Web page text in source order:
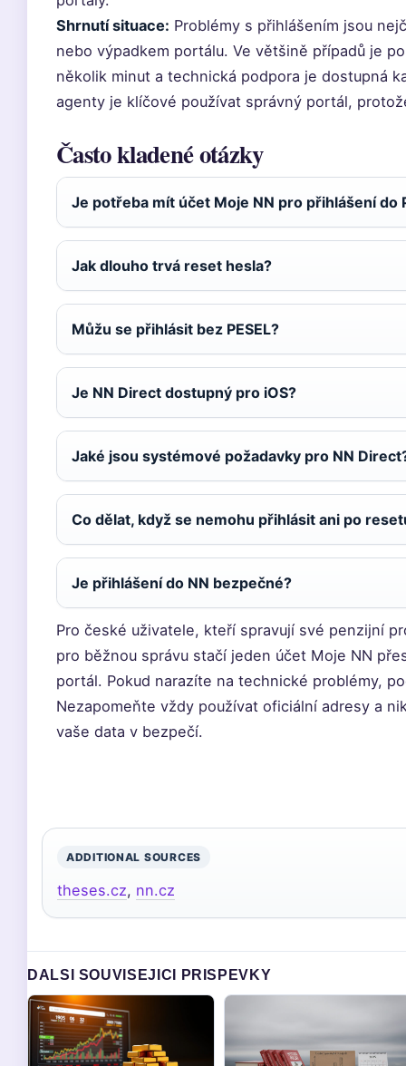
Shrnutí situace: Problémy s přihlášením jsou
nebo výpadkem portálu. Ve většině případů je
několik minut a technická podpora je dostupná
agenty je klíčové používat správný portál,
Často kladené otázky
Je potřeba mít účet Moje NN pro přihlášení do
Jak dlouho trvá reset hesla?
Můžu se přihlásit bez PESEL?
Je NN Direct dostupný pro iOS?
Jaké jsou systémové požadavky pro NN
Co dělat, když se nemohu přihlásit ani po
Je přihlášení do NN bezpečné?
Pro české uživatele, kteří spravují své penzijní
pro běžnou správu stačí jeden účet Moje NN
portál. Pokud narazíte na technické problémy,
Nezapomeňte vždy používat oficiální adresy a
vaše data v bezpečí.
ADDITIONAL SOURCES
theses.cz, nn.cz
DALSI SOUVISEJICI PRISPEVKY